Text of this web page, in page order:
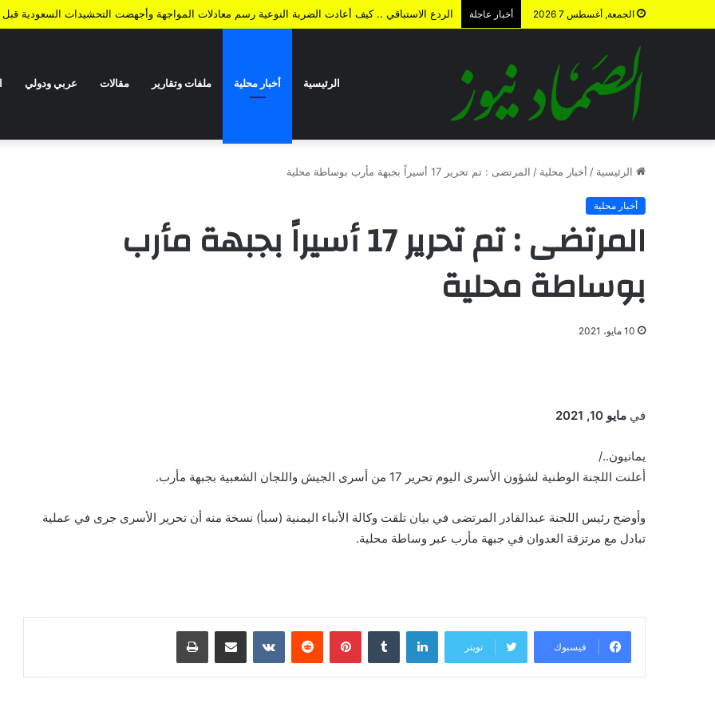
الجمعة, أغسطس 7 2026 أخبار عاجلة الردع الاستباقي .. كيف أعادت الضربة النوعية رسم معادلات المواجهة وأجهضت التحشيدات السعودية قبل
الرئيسية أخبار محلية ملفات وتقارير مقالات عربي ودولي
الرئيسية / أخبار محلية / المرتضى : تم تحرير 17 أسيراً بجبهة مأرب بوساطة محلية
أخبار محلية
المرتضى : تم تحرير 17 أسيراً بجبهة مأرب
بوساطة محلية
10 مايو، 2021
في مايو 10, 2021
يمانيون../
أعلنت اللجنة الوطنية لشؤون الأسرى اليوم تحرير 17 من أسرى الجيش واللجان الشعبية بجبهة مأرب.
وأوضح رئيس اللجنة عبدالقادر المرتضى في بيان تلقت وكالة الأنباء اليمنية (سبأ) نسخة منه أن تحرير الأسرى جرى في عملية
تبادل مع مرتزقة العدوان في جبهة مأرب عبر وساطة محلية.
فيسبوك تويتر
لينكدإن بينتيريست